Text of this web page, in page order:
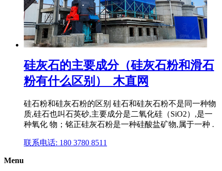
硅灰石的主要成分（硅灰石粉和滑石
粉有什么区别）_木直网
硅石粉和硅灰石粉的区别 硅石和硅灰石粉不是同一种物
质,硅石也叫石英砂,主要成分是二氧化硅（SiO2）,是一
种氧化 物；铭正硅灰石粉是一种硅酸盐矿物,属于一种 .
联系电话: 180 3780 8511
Menu